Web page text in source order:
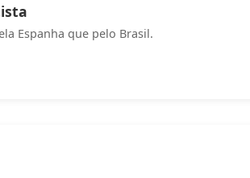
Espanha que pelo Brasil.